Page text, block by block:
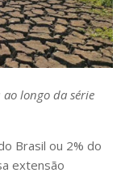
longo da série
Brasil ou 2% do
extensão